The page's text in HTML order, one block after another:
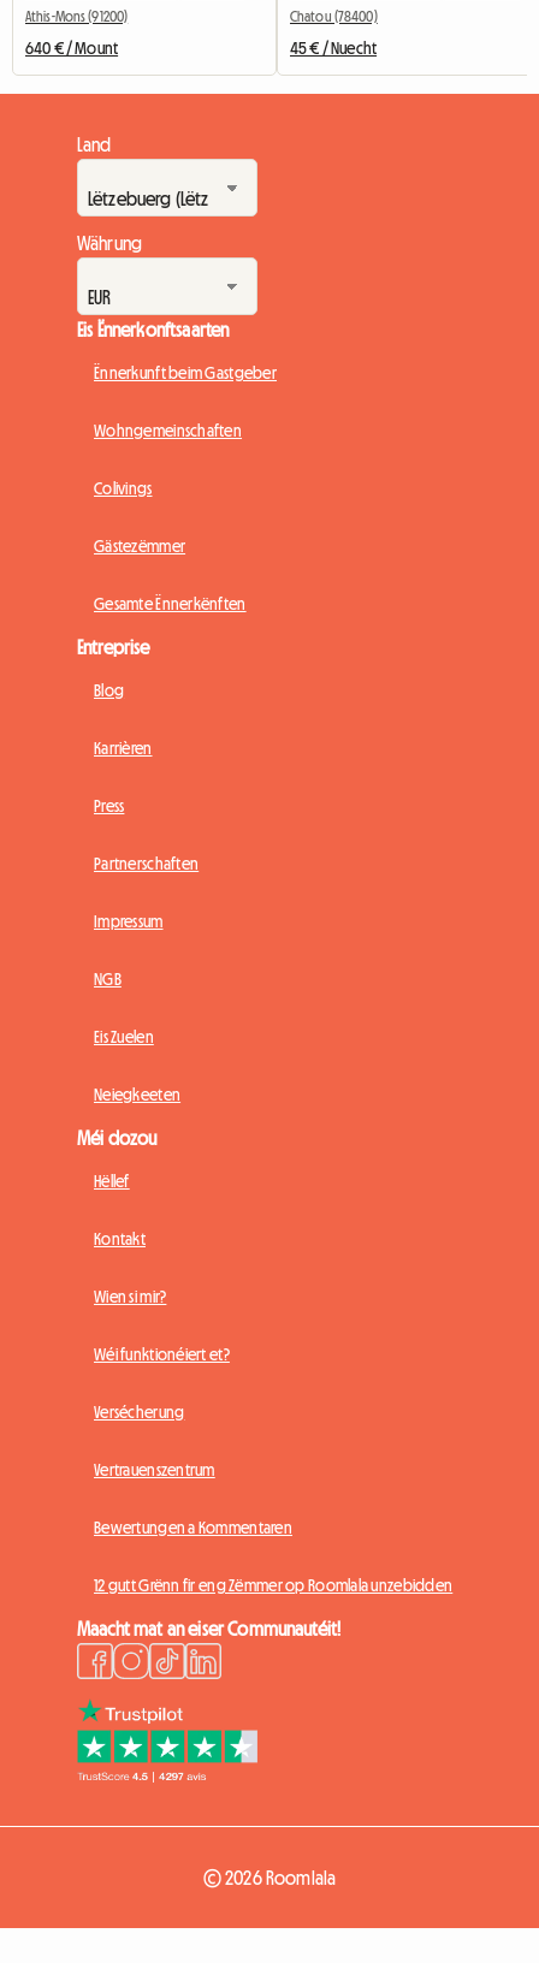
Athis-Mons (91200)
640 € / Mount
Chatou (78400)
45 € / Nuecht
Land
Währung
Eis Ënnerkonftsaarten
Ënnerkunft beim Gastgeber
Wohngemeinschaften
Colivings
Gästezëmmer
Gesamte Ënnerkënften
Entreprise
Blog
Karrièren
Press
Partnerschaften
Impressum
NGB
Eis Zuelen
Neiegkeeten
Méi dozou
Hëllef
Kontakt
Wien si mir?
Wéi funktionéiert et?
Versécherung
Vertrauenszentrum
Bewertungen a Kommentaren
12 gutt Grënn fir eng Zëmmer op Roomlala unzebidden
Maacht mat an eiser Communautéit!
© 2026 Roomlala